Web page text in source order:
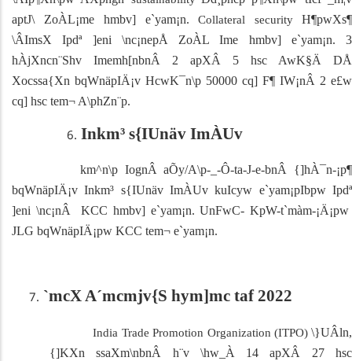
aptJ\ ZoÀL¡me hmbv] e`yam¡n.Collateral security
H¶pwXs¶
\ÂImsX Ipdª ]eni \nc¡nepÅ ZoÀL Ime hmbv] e`yam¡n. 3
hÀjXncn¨Shv Imemh[nbnÂ 2 apXÂ 5 hsc AwK§Ä DÅ
Xocssa{Xn bqWnäpIÄ¡v HcwK¯n\p 50000 cq] F¶ IW¡nÂ 2 e£w
cq] hsc tem¬ A\phZn¨p.
Inkm³ s{IUnäv ImÀUv
km^n\p IognÂ aÕy/A\p-_-Ô-ta-J-e-bnÂ {]hÀ¯n-¡p¶
bqWnäpIÄ¡v Inkm³ s{IUnäv ImÀUv kuIcyw e`yam¡pIbpw Ipdª
]eni \nc¡nÂKCC hmbv] e`yam¡n. UnFwC- KpW-t`màm-¡Ä¡pw
JLG bqWnäpIÄ¡pw KCC tem¬ e`yam¡n.
`mcX A´mcmjv{S hym]mc taf 2022
India Trade Promotion Organization (ITPO) \}UÂln,
{]KXn ssaXm\nbnÂ h¨v \hw_À 14 apXÂ 27 hsc